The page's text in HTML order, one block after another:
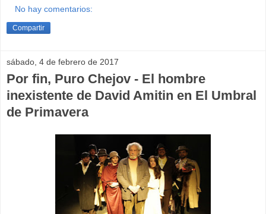
No hay comentarios:
Compartir
sábado, 4 de febrero de 2017
Por fin, Puro Chejov - El hombre
inexistente de David Amitin en El Umbral
de Primavera